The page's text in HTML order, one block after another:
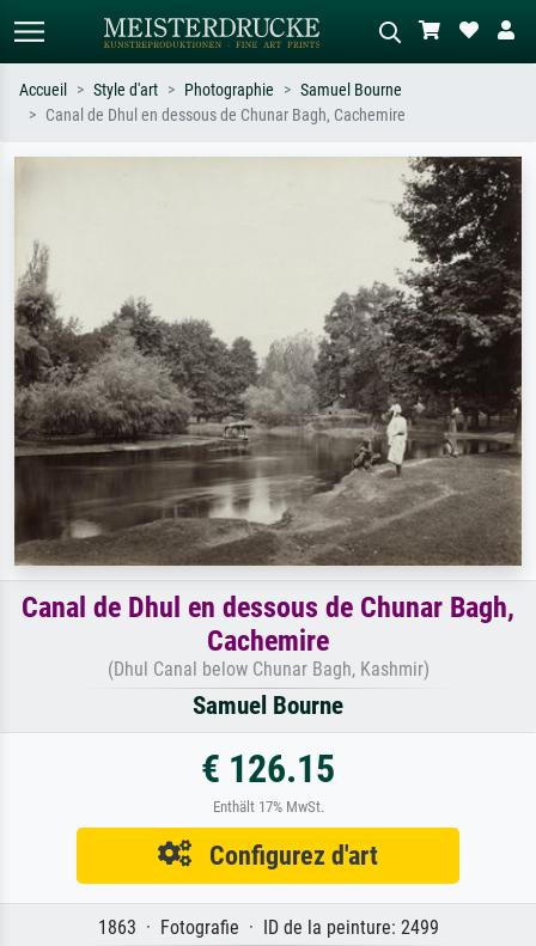
Décrivez la scène – ex. prairie verte,
abstrait avec beaucoup de rouge,
tableau sombre, nu debout près d'un
arbre.
Accueil Style d'art Photographie
Samuel Bourne
Canal de Dhul en dessous de Chunar Bagh, Cachemire
Canal de Dhul en dessous de Chunar Bagh,
Cachemire
(Dhul Canal below Chunar Bagh, Kashmir)
Samuel Bourne
€ 126.15
Enthält 17% MwSt.
Configurez d'art
1863 · Fotografie · ID de la peinture: 2499